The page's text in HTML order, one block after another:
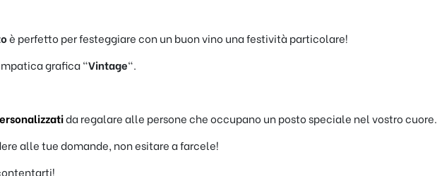
è perfetto per festeggiare con un buon vino una festività particolare!
grafica “Vintage“.
da regalare alle persone che occupano un posto speciale nel vostro cuore.
alle tue domande, non esitare a farcele!